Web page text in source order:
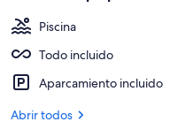
Piscina
Todo incluido
Aparcamiento incluido
Abrir todos